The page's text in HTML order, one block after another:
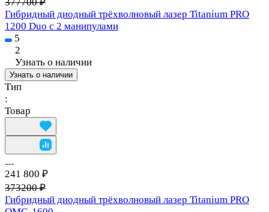
377700 ₽
Гибридный диодный трёхволновый лазер Titanium PRO
1200 Duo c 2 манипулами
5
2
Узнать о наличии
Узнать о наличии
Тип
:
Товар
241 800 ₽
373200 ₽
Гибридный диодный трёхволновый лазер Titanium PRO